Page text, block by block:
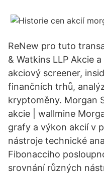
ReNew pro tuto
& Watkins LLP Akcie
akciový screener,
finančních trhů,
kryptoměny. Morgan
akcie | wallmine
grafy a výkon akcií v
nástroje technické
Fibonacciho
srovnání různých